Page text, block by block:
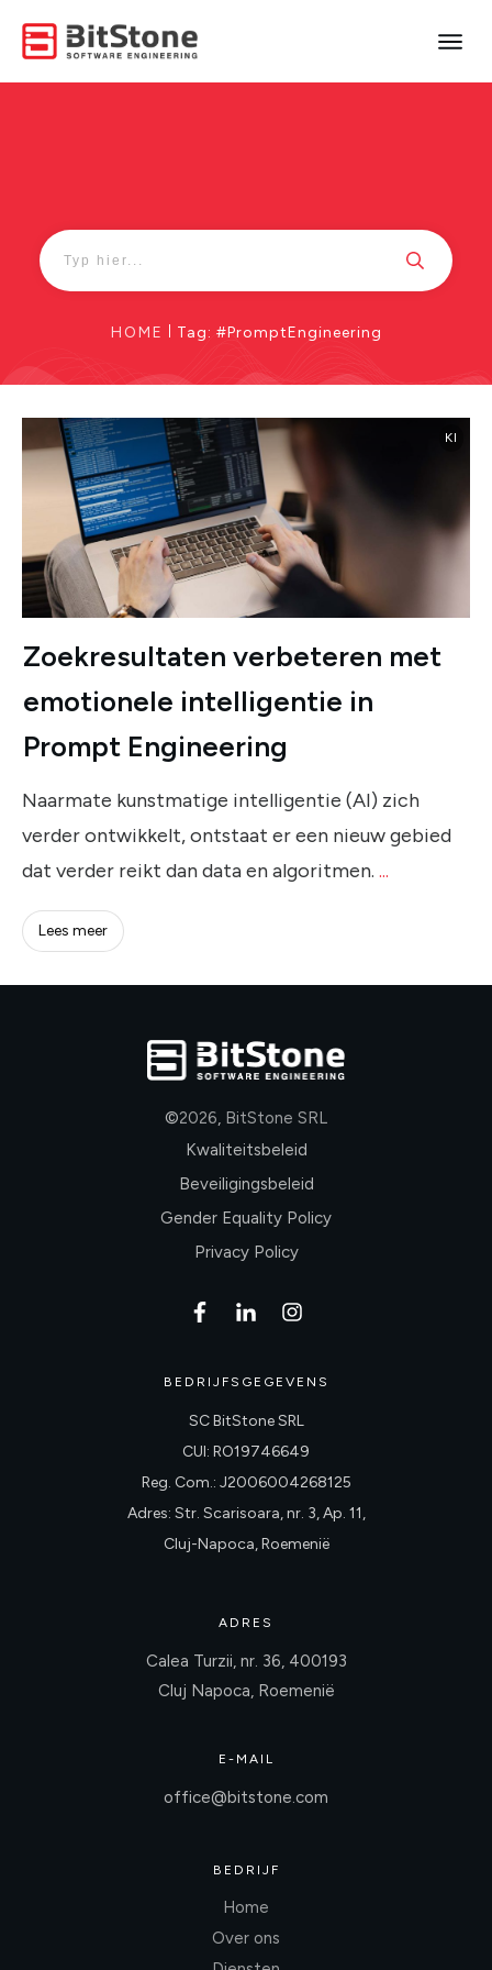
HOME Tag: #PromptEngineering
KI
Zoekresultaten verbeteren met
emotionele intelligentie in
Prompt Engineering
Naarmate kunstmatige intelligentie (AI) zich
verder ontwikkelt, ontstaat er een nieuw gebied
dat verder reikt dan data en algoritmen. ...
Lees meer
©2026, BitStone SRL
Kwaliteitsbeleid
Beveiligingsbeleid
Gender Equality Policy
Privacy Policy
BEDRIJFSGEGEVENS
SC BitStone SRL
CUI: RO19746649
Reg. Com.: J2006004268125
Adres: Str. Scarisoara, nr. 3, Ap. 11,
Cluj-Napoca, Roemenië
ADRES
Calea Turzii, nr. 36, 400193
Cluj Napoca, Roemenië
E-MAIL
office@bitstone.com
BEDRIJF
Home
Over ons